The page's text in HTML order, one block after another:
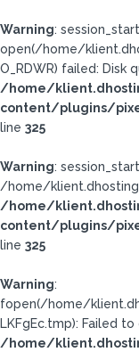
Warning:
open(/home/
O_RDWR) failed: Disk
/home/
content/plugins/
line 325
Warning:
/home/
/home/
content/plugins/
line 325
Warning:
fopen(/home/
LKFgEc.tmp): Failed
/home/